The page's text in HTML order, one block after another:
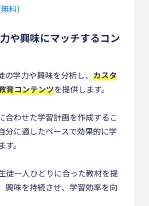
料)
や興味にマッチするコン
の学力や興味を分析し、 カスタ
育コンテンツを提供します。
合わせた学習計画を作成するこ
分に適したペースで効果的に学
。
徒一人ひとりに合った教材を提
興味を持続させ、学習効率を向